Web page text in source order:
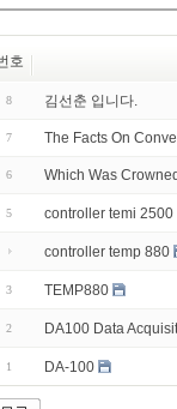
호
8 김선춘 입니다.
7 The Facts On
6 Which Was
5 controller temi 2500
controller temp 880
3 TEMP880
2 DA100 Data
1 DA-100